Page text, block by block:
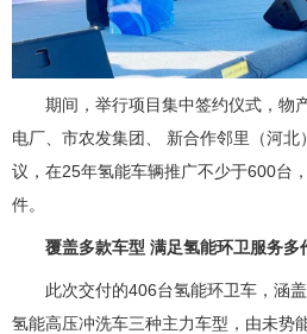
期间，举行项目集中签约仪式，物
电厂、市农发集团、 新合作邻里（河
议，在25年氢能车辆推广不少于600台
件。
覆盖多款车型 满足氢能环卫服务多
此次交付的406台氢能环卫车，涵
氢能高压冲洗车三种主力车型，由未势